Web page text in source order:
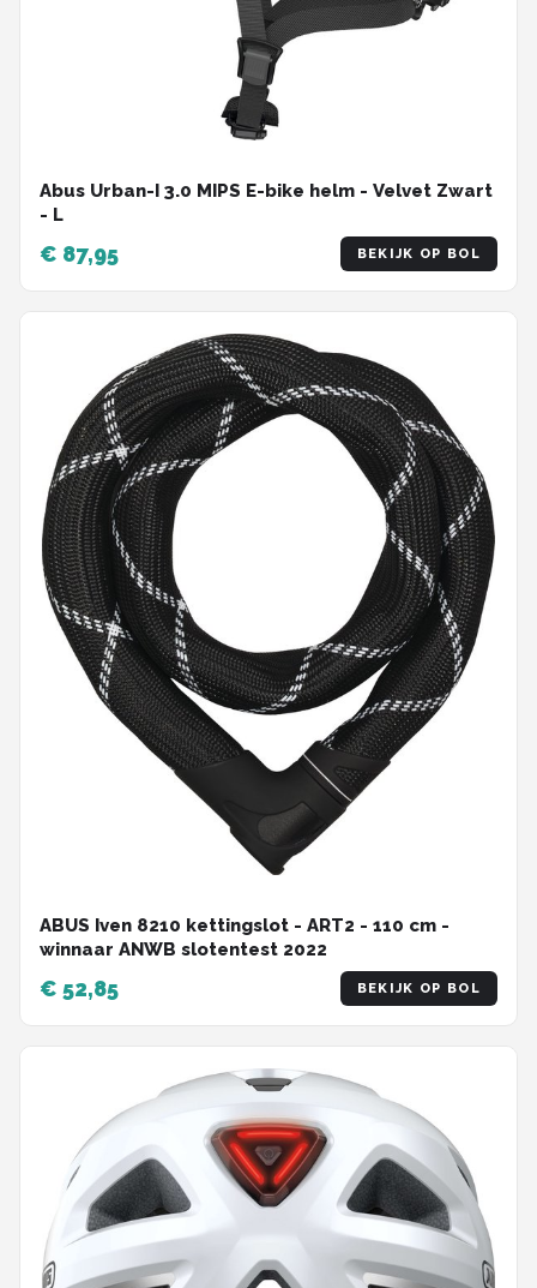
Abus Urban-I 3.0 MIPS E-bike helm - Velvet Zwart
- L
€ 87,95 BEKIJK OP BOL
ABUS Iven 8210 kettingslot - ART2 - 110 cm -
winnaar ANWB slotentest 2022
€ 52,85 BEKIJK OP BOL